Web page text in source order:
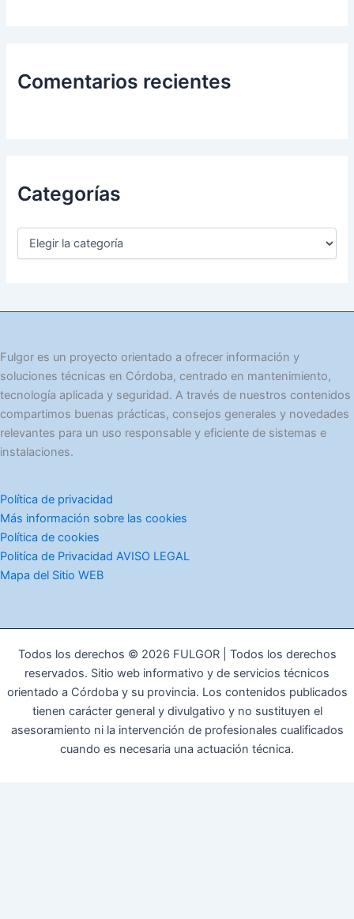
Comentarios recientes
Categorías
C
o
a
s
Fulgor es un proyecto orientado a ofrecer información y
soluciones técnicas en Córdoba, centrado en mantenimiento,
tecnología aplicada y seguridad. A través de nuestros contenidos
compartimos buenas prácticas, consejos generales y novedades
relevantes para un uso responsable y eficiente de sistemas e
instalaciones.
Política de privacidad
Más información sobre las cookies
Política de cookies
Politíca de Privacidad AVISO LEGAL
Mapa del Sitio WEB
Todos los derechos © 2026 FULGOR | Todos los derechos
reservados. Sitio web informativo y de servicios técnicos
orientado a Córdoba y su provincia. Los contenidos publicados
tienen carácter general y divulgativo y no sustituyen el
asesoramiento ni la intervención de profesionales cualificados
cuando es necesaria una actuación técnica.